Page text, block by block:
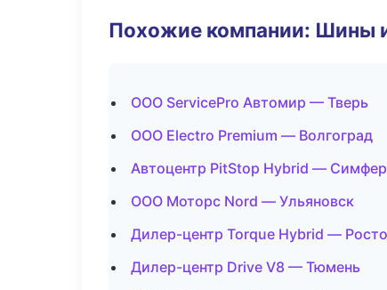
Похожие компании: Шины
ООО ServicePro Автомир — Тверь
ООО Electro Premium — Волгоград
Автоцентр PitStop Hybrid —
ООО Моторс Nord — Ульяновск
Дилер-центр Torque Hybrid —
Дилер-центр Drive V8 — Тюмень